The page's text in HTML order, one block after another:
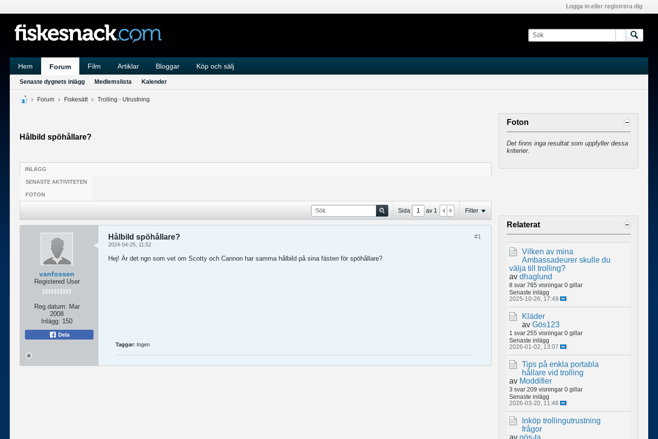
Logga in eller registrera dig
Hem Forum Film Artiklar Bloggar Köp och sälj
Senaste dygnets inlägg Medlemslista Kalender
Forum Fiskesätt Trolling - Utrustning
Hålbild spöhållare?
INLÄGG
SENASTE AKTIVITETEN
FOTON
Sida av 1 Filter
vanfossen
Registered User
Reg.datum: Mar
2008
Inlägg: 150
Dela
#1
Hålbild spöhållare?
2024-04-25, 11:52
Hej! Är det ngn som vet om Scotty och Cannon har samma hålbild på sina fästen för spöhållare?
Taggar: Ingen
Foton
Det finns inga resultat som uppfyller dessa
kriterier.
Relaterat
Vilken av mina
Ambassadeurer skulle du
välja till trolling?
av dhaglund
8 svar 765 visningar 0 gillar
Senaste inlägg
2025-10-26, 17:49
Kläder
av Gös123
1 svar 255 visningar 0 gillar
Senaste inlägg
2026-01-02, 13:07
Tips på enkla portabla
hållare vid trolling
av Moddifier
3 svar 209 visningar 0 gillar
Senaste inlägg
2026-03-20, 11:46
Inköp trollingutrustning
frågor
av gös-ta